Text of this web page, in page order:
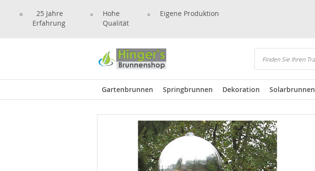
25 Jahre
Erfahrung
Hohe
Qualität
Eigene Produktion
Suchen
Gartenbrunnen Springbrunnen Dekoration Solarbrunnen